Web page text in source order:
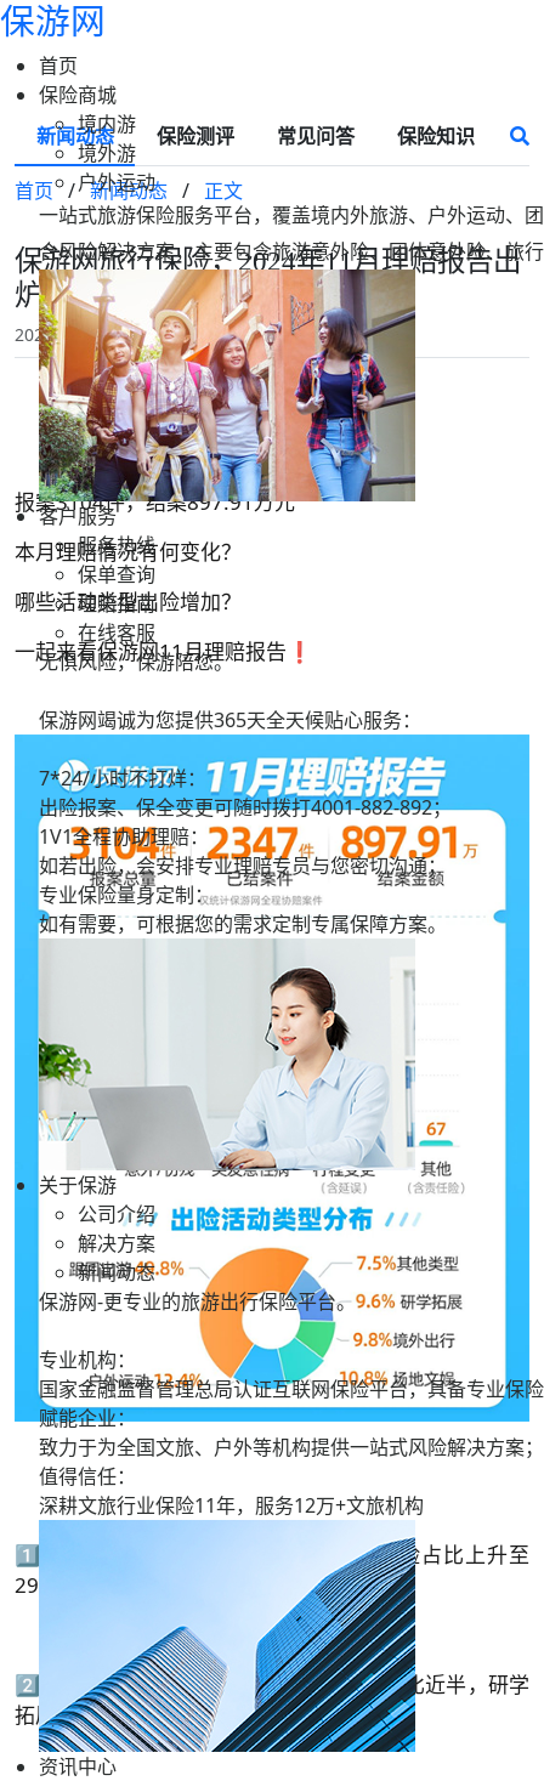
保游网
首页
保险商城
境内游
境外游
户外运动
一站式旅游保险服务平台，覆盖境内外旅游、户外运动、
合风险解决方案，主要包含旅游意外险、团体意外险、旅
客户服务
服务热线
保单查询
理赔指南
在线客服
无惧风险，保游陪您。
保游网竭诚为您提供365天全天候贴心服务：
7*24/小时不打烊：
出险报案、保全变更可随时拨打4001-882-892；
1V1全程协助理赔：
如若出险，会安排专业理赔专员与您密切沟通；
专业保险量身定制：
如有需要，可根据您的需求定制专属保障方案。
关于保游
公司介绍
解决方案
新闻动态
保游网-更专业的旅游出行保险平台。
专业机构：
国家金融监督管理总局认证互联网保险平台，具备专业保
赋能企业：
致力于为全国文旅、户外等机构提供一站式风险解决方案；
值得信任：
深耕文旅行业保险11年，服务12万+文旅机构
资讯中心
新闻动态 保险测评 常见问答 保险知识
首页 / 新闻动态 / 正文
保游网旅行保险，2024年11月理赔报告出
炉，2300+出险事故已赔付！
2024-12-05 17:48 保游网
报案3104件，结案897.91万元
本月理赔情况有何变化？
哪些活动类型出险增加？
一起来看保游网11月理赔报告❗
1️⃣意外/伤残出险占比最多，行程变更出险占比上升至
29%。
2️⃣意外/医疗出险活动类型中，跟团出游占比近半，研学
拓展、场地文娱占比上升。